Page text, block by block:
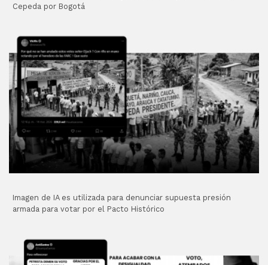
Cepeda por Bogotá
Imagen de IA es utilizada para denunciar supuesta presión
armada para votar por el Pacto Histórico